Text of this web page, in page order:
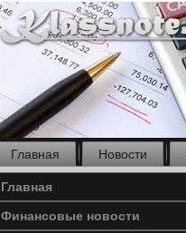
Главная Новости
Главная
Финансовые новости